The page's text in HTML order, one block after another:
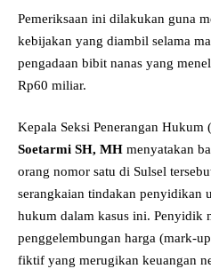
Pemeriksaan ini dilakukan guna
kebijakan yang diambil selama
pengadaan bibit nanas yang
Rp60 miliar.
Kepala Seksi Penerangan
Soetarmi SH, MH menyatakan
orang nomor satu di Sulsel
serangkaian tindakan penyidikan
hukum dalam kasus ini. Penyidik
penggelembungan harga (mark-
fiktif yang merugikan keuangan